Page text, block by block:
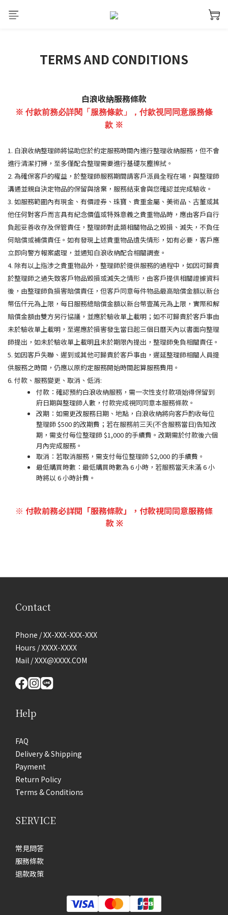
TERMS AND CONDITIONS
白浪收納服務條款
※ 付款前務必詳閱「服務條款」，付款視同同意服務條
款 ※
1. 白浪收納整理師將協助您於約定服務時間內進行整理收納服務，但不會
進行清潔打掃，至多僅配合整理需要進行基礎灰塵擦拭。
2. 為確保客戶的權益，於整理師服務期間請客戶派員全程在場，與整理師
溝通並親自決定物品的保留與捨棄，服務結束會與您確認並完成驗收。
3. 如服務範圍內有現金、有價證券、珠寶、貴重金屬、美術品、古董或其
他任何對客戶而言具有紀念價值或特殊意義之貴重物品時，應由客戶自行
負起妥善收存及保管責任，整理師對此類相關物品之毀損、滅失，不負任
何賠償或補償責任。如有發現上述貴重物品遺失情形，如有必要，客戶應
立即向警方報案處理，並通知白浪收納配合相關調查。
4. 除有以上指涉之貴重物品外，整理師於提供服務的過程中，如因可歸責
於整理師之過失致客戶物品毀損或滅失之情形，由客戶提供相關證據資料
後，由整理師負損害賠償責任，但客戶同意每件物品最高賠償金額以新台
幣伍仟元為上限，每日服務總賠償金額以新台幣壹萬元為上限，實際和解
賠償金額由雙方另行協議，並應於驗收單上載明；如不可歸責於客戶事由
未於驗收單上載明，至遲應於損害發生當日起三個日曆天內以書面向整理
師提出，如未於驗收單上載明且未於期限內提出，整理師免負相關責任。
5. 如因客戶失聯、遲到或其他可歸責於客戶事由，遲延整理師相關人員提
供服務之時間，仍應以原約定服務開始時間起算服務費用。
6. 付款、服務變更、取消、低消:
付款：確認預約白浪收納服務，需一次性支付款項始得保留到
府日期與整理師人數，付款完成視同同意本服務條款。
改期：如需更改服務日期、地點，白浪收納將向客戶酌收每位
整理師 $500 的改期費；若在服務前三天(不含服務當日)告知改
期，需支付每位整理師 $1,000 的手續費。改期需於付款後六個
月內完成服務。
取消： 若取消服務， 需支付每位整理師 $2,000 的手續費。
最低購買時數：最低購買時數為 6 小時，若服務當天未滿 6 小
時將以 6 小時計費。
※ 付款前務必詳閱「服務條款」，付款視同同意服務條
款 ※
Contact
Phone / XX-XXX-XXX-XXX
Hours / XXXX-XXXX
Mail / XXX@XXXX.COM
Help
FAQ
Delivery & Shipping
Payment
Return Policy
Terms & Conditions
SERVICE
常見問答
服務條款
退款政策